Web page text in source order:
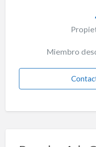
Miembro